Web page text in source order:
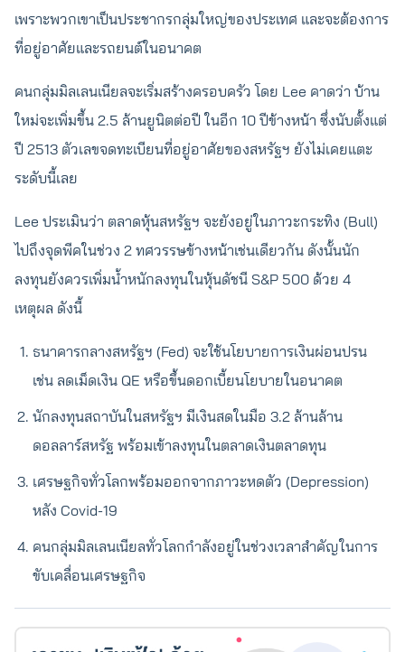
เพราะพวกเขาเป็นประชากรกลุ่มใหญ่ของประเทศ และจะต้องการ
ที่อยู่อาศัยและรถยนต์ในอนาคต
คนกลุ่มมิลเลนเนียลจะเริ่มสร้างครอบครัว โดย Lee คาดว่า บ้าน
ใหม่จะเพิ่มขึ้น 2.5 ล้านยูนิตต่อปี ในอีก 10 ปีข้างหน้า ซึ่งนับตั้งแต่
ปี 2513 ตัวเลขจดทะเบียนที่อยู่อาศัยของสหรัฐฯ ยังไม่เคยแตะ
ระดับนี้เลย
Lee ประเมินว่า ตลาดหุ้นสหรัฐฯ จะยังอยู่ในภาวะกระทิง (Bull)
ไปถึงจุดพีคในช่วง 2 ทศวรรษข้างหน้าเช่นเดียวกัน ดังนั้นนัก
ลงทุนยังควรเพิ่มน้ำหนักลงทุนในหุ้นดัชนี S&P 500 ด้วย 4
เหตุผล ดังนี้
ธนาคารกลางสหรัฐฯ (Fed) จะใช้นโยบายการเงินผ่อนปรน
เช่น ลดเม็ดเงิน QE หรือขึ้นดอกเบี้ยนโยบายในอนาคต
นักลงทุนสถาบันในสหรัฐฯ มีเงินสดในมือ 3.2 ล้านล้าน
ดอลลาร์สหรัฐ พร้อมเข้าลงทุนในตลาดเงินตลาดทุน
เศรษฐกิจทั่วโลกพร้อมออกจากภาวะหดตัว (Depression)
หลัง Covid-19
คนกลุ่มมิลเลนเนียลทั่วโลกกำลังอยู่ในช่วงเวลาสำคัญในการ
ขับเคลื่อนเศรษฐกิจ